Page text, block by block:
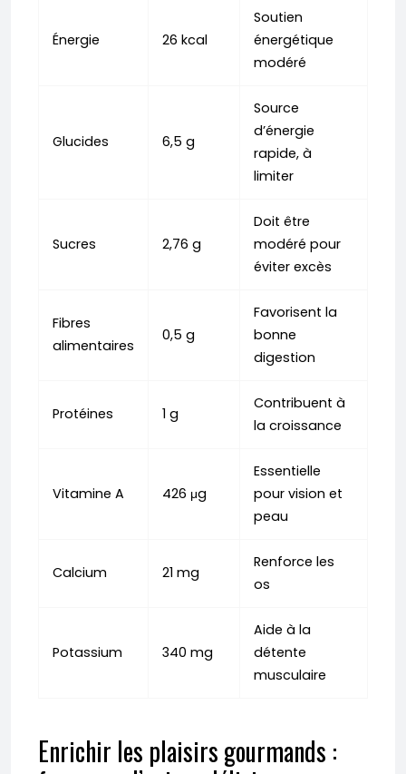
Énergie 26 kcal
Soutien
énergétique
modéré
Glucides 6,5 g
Source
d’énergie
rapide, à
limiter
Sucres 2,76 g
Doit être
modéré pour
éviter excès
Fibres
alimentaires
0,5 g
Favorisent la
bonne
digestion
Protéines 1 g
Contribuent à
la croissance
Vitamine A 426 μg
Essentielle
pour vision et
peau
Calcium 21 mg
Renforce les
os
Potassium 340 mg
Aide à la
détente
musculaire
Enrichir les plaisirs gourmands :